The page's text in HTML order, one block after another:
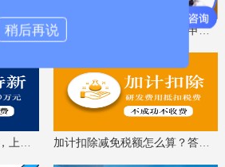
认证、科技型中小企
赛、专利奖、科学技术奖、
科技成
等服务。关注【科小泰】公众号，及
讯！
高新技术企业认定，免费评估，通过后再收费 省工程技术研究中心，专业申报、指导培训
加计扣除减免税额怎么算？答疑解惑、咨询培训
稍后再说